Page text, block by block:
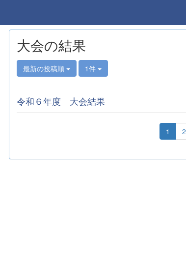
大会の結果
最新の投稿順 1件
令和６年度 大会結果
1 2